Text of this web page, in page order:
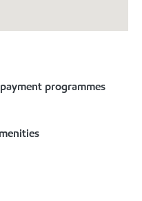
programmes